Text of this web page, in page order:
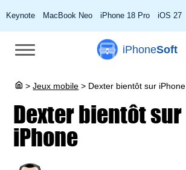
Keynote MacBook Neo iPhone 18 Pro iOS 27
iPhoneSoft
> Jeux mobile > Dexter bientôt sur iPhone
Dexter bientôt sur
iPhone